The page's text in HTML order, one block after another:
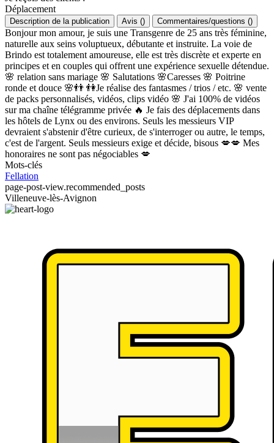
Déplacement
Description de la publication Avis () Commentaires/questions ()
Bonjour mon amour, je suis une Transgenre de 25 ans très féminine,
naturelle aux seins voluptueux, débutante et instruite. La voie de
Brindo est totalement amoureuse, elle est très discrète et experte en
principes et en couples qui offrent une expérience sexuelle détendue.
🌸 relation sans mariage 🌸 Salutations 🌸Caresses 🌸 Poitrine
ronde et douce 🌸👬 👫Je réalise des fantasmes / trios / etc. 🌸 vente
de packs personnalisés, vidéos, clips vidéo 🌸 J'ai 100% de vidéos
sur ma chaîne télégramme privée 🔥 Je fais des déplacements dans
les hôtels de Lynx ou des environs. Seuls les messieurs VIP
devraient s'abstenir d'être curieux, de s'interroger ou autre, le temps,
c'est de l'argent. Seuls messieurs exige et décide, bisous 💋💋 Mes
honoraires ne sont pas négociables 💋
Mots-clés
Fellation
page-post-view.recommended_posts
Villeneuve-lès-Avignon